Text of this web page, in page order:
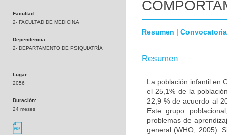
Facultad:
2- FACULTAD DE MEDICINA
Dependencia:
2- DEPARTAMENTO DE PSIQUIATRÍA
Lugar:
2056
Duración:
24 meses
Resumen | Convocatoria
Resumen
La población infantil en
el 25,1% de la
22,9 % de acuerdo al
Este grupo
problemas de
general (WHO, 2005).